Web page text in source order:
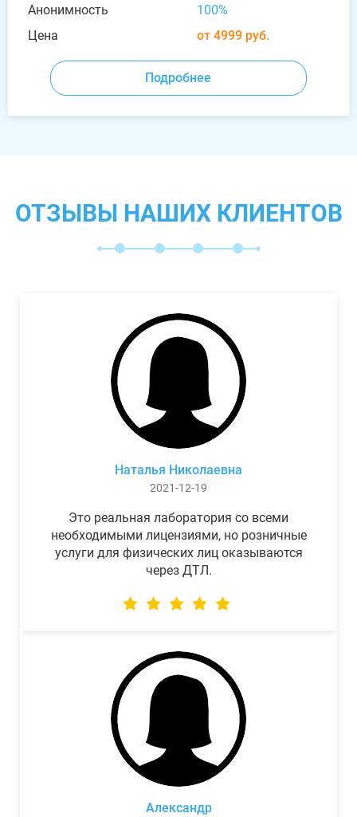
Анонимность
100%
Цена
от 4999 руб.
Подробнее
ОТЗЫВЫ НАШИХ КЛИЕНТОВ
Наталья Николаевна
2021-12-19
Это реальная лаборатория со всеми
необходимыми лицензиями, но розничные
услуги для физических лиц оказываются
через ДТЛ.
Александр